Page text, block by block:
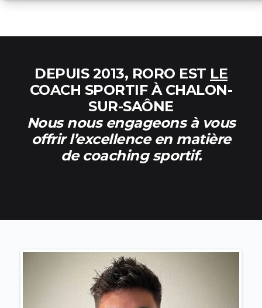
DEPUIS 2013, RORO EST LE
COACH SPORTIF À CHALON-
SUR-SAÔNE
Nous nous engageons à vous
offrir l’excellence en matière
de coaching sportif.